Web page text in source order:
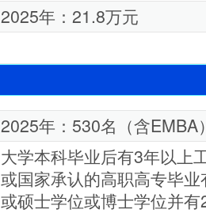
2025年：21.8万元
2025年：530名（含EMBA
大学本科毕业后有3年以上
或国家承认的高职高专毕
或硕士学位或博士学位并